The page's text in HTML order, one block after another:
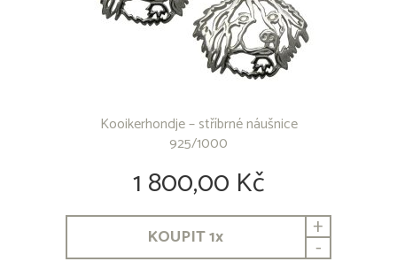
Anglický špringršpaněl
Beauceron
Bernardýn
Kooikerhondje – stříbrné náušnice
925/1000
1 800,00 Kč
KOUPIT1x +
-